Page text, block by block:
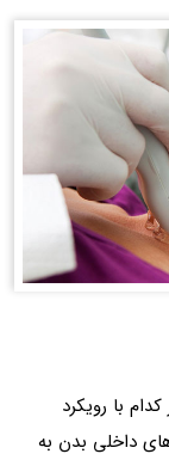
با رویکرد
داخلی بدن به